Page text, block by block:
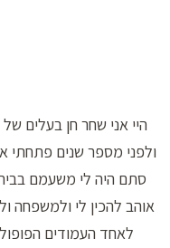
היי אני שחר חן בעלים
ולפני מספר שנים
סתם היה לי משעמם
אוהב להכין לי ולמשפחה
לאחד העמודים